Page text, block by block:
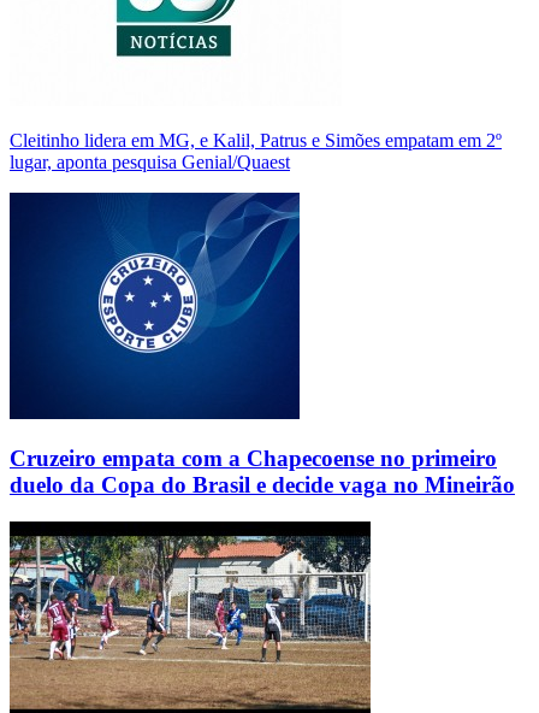
Cleitinho lidera em MG, e Kalil, Patrus e Simões empatam em 2º
lugar, aponta pesquisa Genial/Quaest
Cruzeiro empata com a Chapecoense no primeiro
duelo da Copa do Brasil e decide vaga no Mineirão